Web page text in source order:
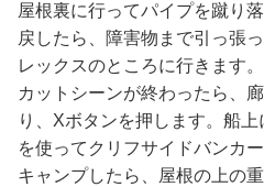
屋根裏に行ってパイプを蹴り
戻したら、障害物まで引っ張
レックスのところに行きます。
カットシーンが終わったら、
り、Xボタンを押します。船
を使ってクリフサイドバンカー
キャンプしたら、屋根の上の